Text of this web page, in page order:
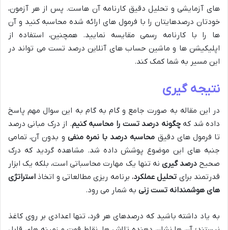
های آزمایشی و تحلیل دقیق کارنامه آن هاست. پس از هر آزمون،
خودتان درصدهایتان را با فرمول های ارائه شده محاسبه کنید و آن
ها را با کارنامه رسمی مقایسه نمایید. همچنین، استفاده از
اپلیکیشن ها و ماشین حساب های آنلاین درصد تست می تواند در
این مسیر به شما کمک کند.
نتیجه گیری
در این مقاله به صورت جامع و گام به گام به این سوال مهم پاسخ
داده شد کهچگونه درصد تست را محاسبه کنیم. از درک مبانی درصد
تا فرمول های دقیق محاسبه درصد با نمره منفی و بدون آن، تمامی
جنبه های این موضوع پوشش داده شد. مشاهده گردید که درک
صحیحدرصد گیری نه تنها یک مهارت محاسباتی است، بلکه یک ابزار
قدرتمند برای تحلیل عملکرد، برنامه ریزی مطالعاتی و اتخاذ استراتژی
های هوشمندانه تست زنی به شمار می رود.
به یاد داشته باشید که درصدهای هر فرد، تنها اعدادی بر روی کاغذ